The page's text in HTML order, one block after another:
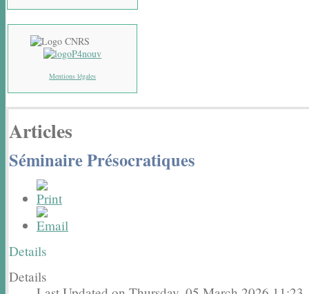
Mentions légales
Articles
Séminaire Présocratiques
Details
Details